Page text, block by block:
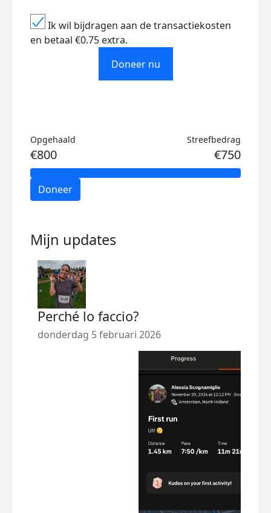
Ik wil bijdragen aan de transactiekosten
en betaal €0.75 extra.
Doneer nu
Opgehaald
€800
Streefbedrag
€750
Doneer
Mijn updates
Perché lo faccio?
donderdag 5 februari 2026